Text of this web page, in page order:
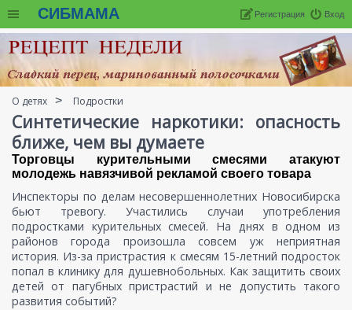
СИБМАМА Вход
Регистрация
О детях Подростки
Синтетические наркотики: опасность
ближе, чем вы думаете
Торговцы курительными смесями атакуют
молодежь навязчивой рекламой своего товара
Инспекторы по делам несовершеннолетних Новосибирска
бьют тревогу. Участились случаи употребления
подростками курительных смесей. На днях в одном из
районов города произошла совсем уж неприятная
история. Из-за пристрастия к смесям 15-летний подросток
попал в клинику для душевнобольных. Как защитить своих
детей от пагубных пристрастий и не допустить такого
развития событий?